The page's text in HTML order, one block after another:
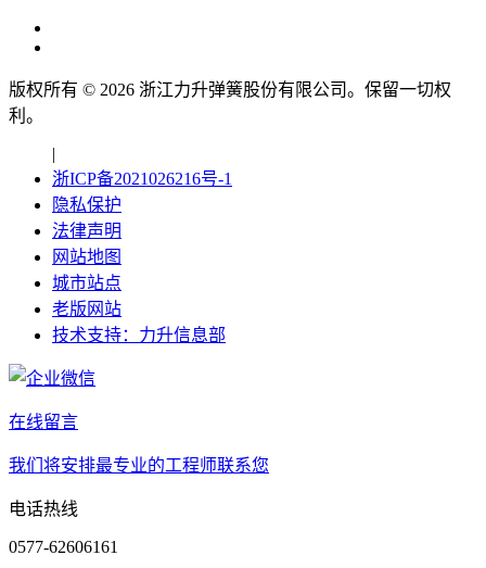
版权所有 © 2026 浙江力升弹簧股份有限公司。保留一切权
利。
|
浙ICP备2021026216号-1
隐私保护
法律声明
网站地图
城市站点
老版网站
技术支持：力升信息部
在线留言
我们将安排最专业的工程师联系您
电话热线
0577-62606161